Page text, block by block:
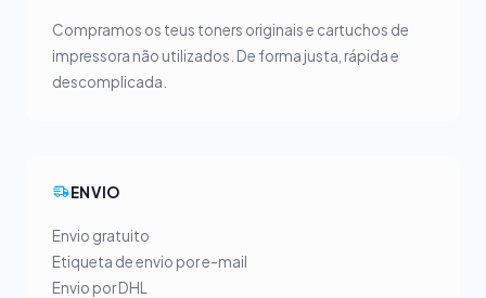
Compramos os teus toners originais e cartuchos de
impressora não utilizados. De forma justa, rápida e
descomplicada.
ENVIO
Envio gratuito
Etiqueta de envio por e-mail
Envio por DHL